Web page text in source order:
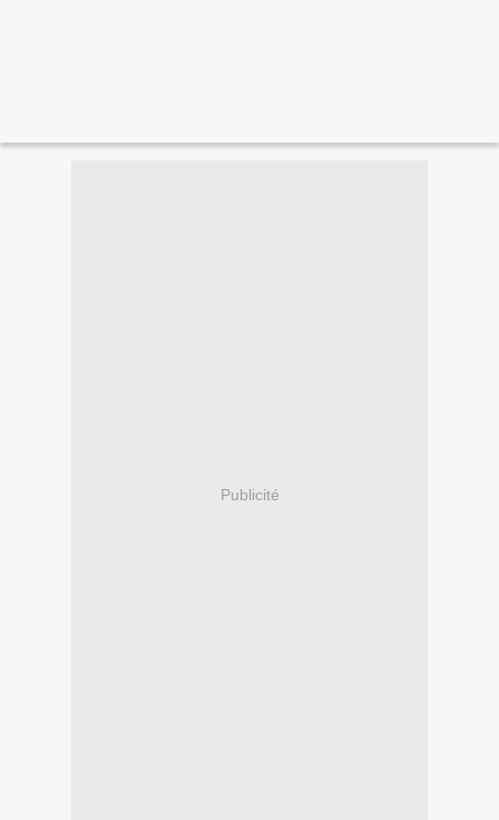
Publicité